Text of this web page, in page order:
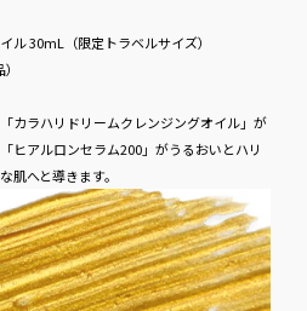
ル 30mL（限定トラベルサイズ）
カラハリドリームクレンジングオイル」が
ヒアルロンセラム200」がうるおいとハリ
肌へと導きます。